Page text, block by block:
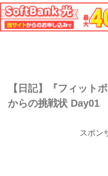
【日記】『フィット
からの挑戦状 Day01
スポン